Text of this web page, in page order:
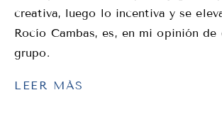
creativa, luego lo incentiva y se
Rocío Cambas, es, en mi opinión de
grupo.
LEER MÁS